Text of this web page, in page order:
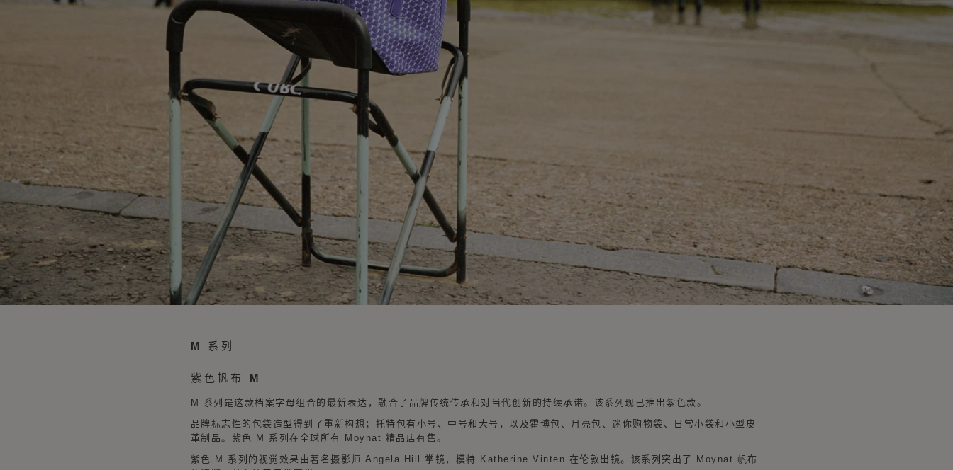
M 系列
紫色帆布 M
M 系列是这款档案字母组合的最新表达，融合了品牌传统传承和对当代创新的持续承诺。该系列现已推出紫色款。
品牌标志性的包袋造型得到了重新构想；托特包有小号、中号和大号，以及霍博包、月亮包、迷你购物袋、日常小袋和小型皮
革制品。紫色 M 系列在全球所有 Moynat 精品店有售。
紫色 M 系列的视觉效果由著名摄影师 Angela Hill 掌镜，模特 Katherine Vinten 在伦敦出镜。该系列突出了 Moynat 帆布